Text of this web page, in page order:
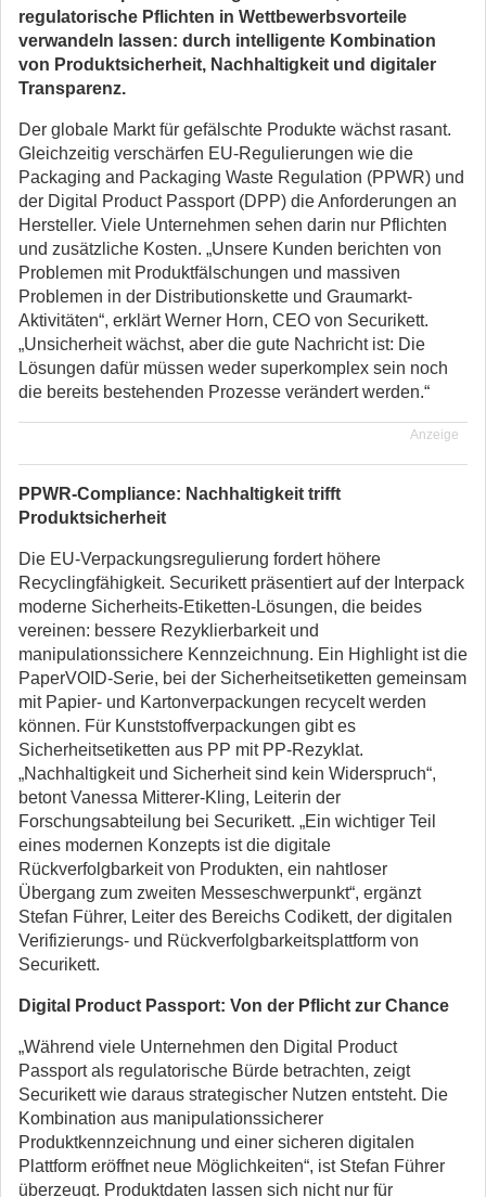
regulatorische Pflichten in Wettbewerbsvorteile
verwandeln lassen: durch intelligente Kombination
von Produktsicherheit, Nachhaltigkeit und digitaler
Transparenz.
Der globale Markt für gefälschte Produkte wächst rasant.
Gleichzeitig verschärfen EU-Regulierungen wie die
Packaging and Packaging Waste Regulation (PPWR) und
der Digital Product Passport (DPP) die Anforderungen an
Hersteller. Viele Unternehmen sehen darin nur Pflichten
und zusätzliche Kosten. „Unsere Kunden berichten von
Problemen mit Produktfälschungen und massiven
Problemen in der Distributionskette und Graumarkt-
Aktivitäten“, erklärt Werner Horn, CEO von Securikett.
„Unsicherheit wächst, aber die gute Nachricht ist: Die
Lösungen dafür müssen weder superkomplex sein noch
die bereits bestehenden Prozesse verändert werden.“
Anzeige
PPWR-Compliance: Nachhaltigkeit trifft
Produktsicherheit
Die EU-Verpackungsregulierung fordert höhere
Recyclingfähigkeit. Securikett präsentiert auf der Interpack
moderne Sicherheits-Etiketten-Lösungen, die beides
vereinen: bessere Rezyklierbarkeit und
manipulationssichere Kennzeichnung. Ein Highlight ist die
PaperVOID-Serie, bei der Sicherheitsetiketten gemeinsam
mit Papier- und Kartonverpackungen recycelt werden
können. Für Kunststoffverpackungen gibt es
Sicherheitsetiketten aus PP mit PP-Rezyklat.
„Nachhaltigkeit und Sicherheit sind kein Widerspruch“,
betont Vanessa Mitterer-Kling, Leiterin der
Forschungsabteilung bei Securikett. „Ein wichtiger Teil
eines modernen Konzepts ist die digitale
Rückverfolgbarkeit von Produkten, ein nahtloser
Übergang zum zweiten Messeschwerpunkt“, ergänzt
Stefan Führer, Leiter des Bereichs Codikett, der digitalen
Verifizierungs- und Rückverfolgbarkeitsplattform von
Securikett.
Digital Product Passport: Von der Pflicht zur Chance
„Während viele Unternehmen den Digital Product
Passport als regulatorische Bürde betrachten, zeigt
Securikett wie daraus strategischer Nutzen entsteht. Die
Kombination aus manipulationssicherer
Produktkennzeichnung und einer sicheren digitalen
Plattform eröffnet neue Möglichkeiten“, ist Stefan Führer
überzeugt. Produktdaten lassen sich nicht nur für